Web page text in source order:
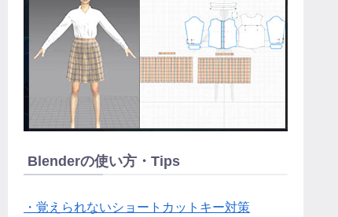
Blenderの使い方・Tips
・覚えられないショートカットキー対策